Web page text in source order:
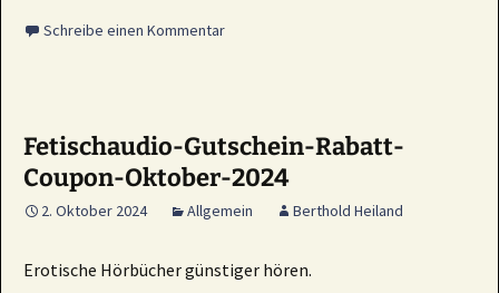
Schreibe einen Kommentar
Fetischaudio-Gutschein-Rabatt-
Coupon-Oktober-2024
2. Oktober 2024 Allgemein Berthold Heiland
Erotische Hörbücher günstiger hören.